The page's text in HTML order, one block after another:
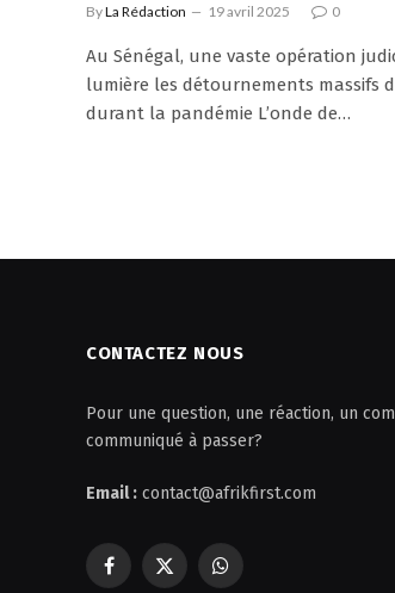
ByLa Rédaction 19 avril 2025 0
Au Sénégal, une vaste opération
lumière les détournements massifs
durant la pandémie L’onde de…
CONTACTEZ NOUS
Pour une question, une réaction, un
communiqué à passer?
Email : contact@afrikfirst.com
Facebook
X
WhatsApp